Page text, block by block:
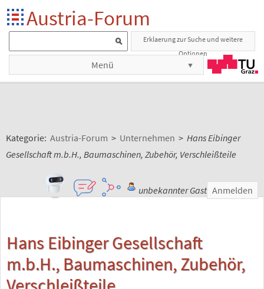
Austria-Forum
Erklaerung zur Suche und weitere
Optionen
Menü
Kategorie: Austria-Forum > Unternehmen > Hans Eibinger
Gesellschaft m.b.H., Baumaschinen, Zubehör, Verschleißteile
unbekannter Gast Anmelden
Hans Eibinger Gesellschaft
m.b.H., Baumaschinen, Zubehör,